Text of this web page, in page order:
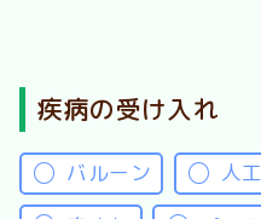
疾病の受け入れ
バルーン
人